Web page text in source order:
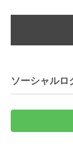
ソーシャルロ